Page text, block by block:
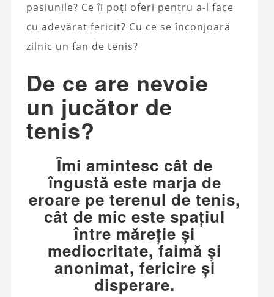
pasiunile? Ce îi poți oferi pentru a-l face
cu adevărat fericit? Cu ce ​​se înconjoară
zilnic un fan de tenis?
De ce are nevoie
un jucător de
tenis?
Îmi amintesc cât de
îngustă este marja de
eroare pe terenul de tenis,
cât de mic este spațiul
între măreție și
mediocritate, faimă și
anonimat, fericire și
disperare.